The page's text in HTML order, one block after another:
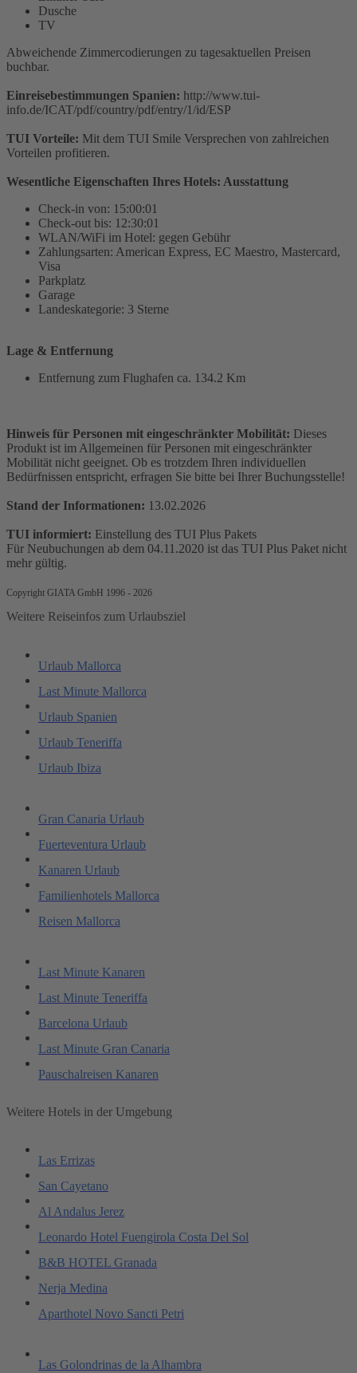
Dusche
TV
Abweichende Zimmercodierungen zu tagesaktuellen Preisen
buchbar.
Einreisebestimmungen Spanien: http://www.tui-
info.de/ICAT/pdf/country/pdf/entry/1/id/ESP
TUI Vorteile: Mit dem TUI Smile Versprechen von zahlreichen
Vorteilen profitieren.
Wesentliche Eigenschaften Ihres Hotels: Ausstattung
Check-in von: 15:00:01
Check-out bis: 12:30:01
WLAN/WiFi im Hotel: gegen Gebühr
Zahlungsarten: American Express, EC Maestro, Mastercard,
Visa
Parkplatz
Garage
Landeskategorie: 3 Sterne
Lage & Entfernung
Entfernung zum Flughafen ca. 134.2 Km
Hinweis für Personen mit eingeschränkter Mobilität: Dieses
Produkt ist im Allgemeinen für Personen mit eingeschränkter
Mobilität nicht geeignet. Ob es trotzdem Ihren individuellen
Bedürfnissen entspricht, erfragen Sie bitte bei Ihrer Buchungsstelle!
Stand der Informationen: 13.02.2026
TUI informiert: Einstellung des TUI Plus Pakets
Für Neubuchungen ab dem 04.11.2020 ist das TUI Plus Paket nicht
mehr gültig.
Copyright GIATA GmbH 1996 - 2026
Weitere Reiseinfos zum Urlaubsziel
Urlaub Mallorca
Last Minute Mallorca
Urlaub Spanien
Urlaub Teneriffa
Urlaub Ibiza
Gran Canaria Urlaub
Fuerteventura Urlaub
Kanaren Urlaub
Familienhotels Mallorca
Reisen Mallorca
Last Minute Kanaren
Last Minute Teneriffa
Barcelona Urlaub
Last Minute Gran Canaria
Pauschalreisen Kanaren
Weitere Hotels in der Umgebung
Las Errizas
San Cayetano
Al Andalus Jerez
Leonardo Hotel Fuengirola Costa Del Sol
B&B HOTEL Granada
Nerja Medina
Aparthotel Novo Sancti Petri
Las Golondrinas de la Alhambra